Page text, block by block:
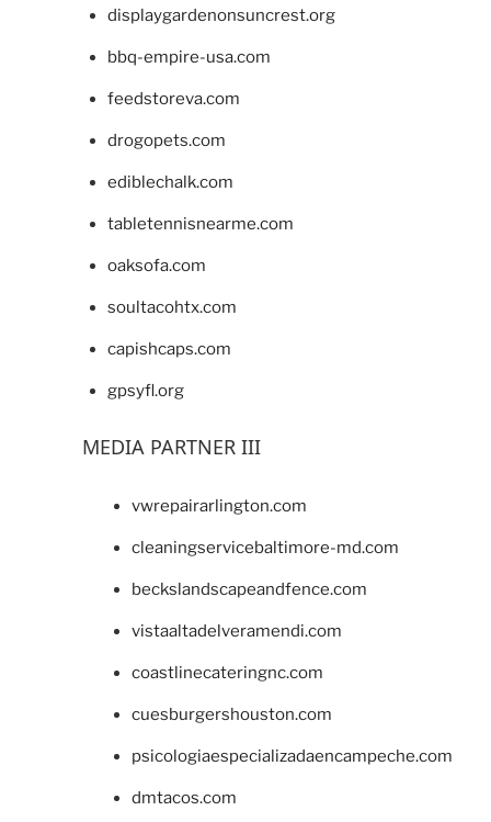
displaygardenonsuncrest.org
bbq-empire-usa.com
feedstoreva.com
drogopets.com
ediblechalk.com
tabletennisnearme.com
oaksofa.com
soultacohtx.com
capishcaps.com
gpsyfl.org
MEDIA PARTNER III
vwrepairarlington.com
cleaningservicebaltimore-md.com
beckslandscapeandfence.com
vistaaltadelveramendi.com
coastlinecateringnc.com
cuesburgershouston.com
psicologiaespecializadaencampeche.com
dmtacos.com